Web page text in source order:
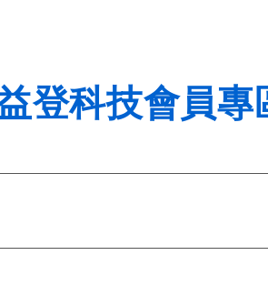
登科技會員專